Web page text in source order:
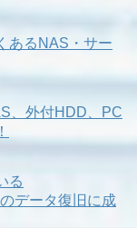
あるNAS・サー
、外付HDD、PC
る
データ復旧に成